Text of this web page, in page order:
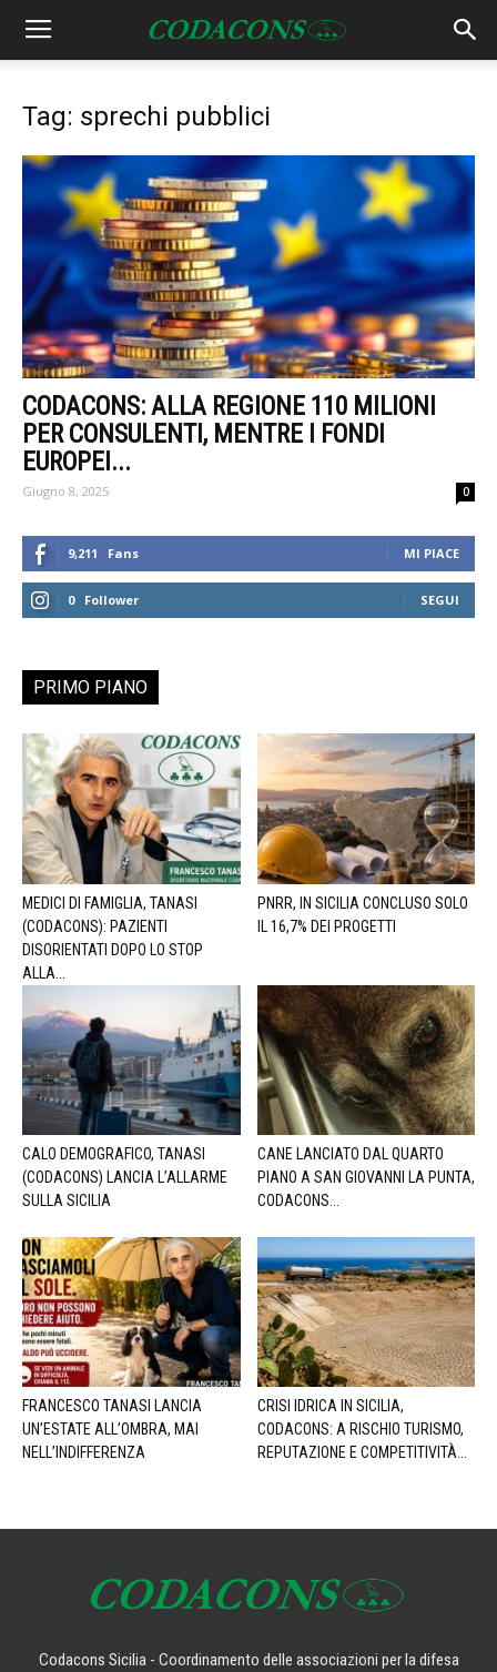
Tag: sprechi pubblici
CODACONS: ALLA REGIONE 110 MILIONI
PER CONSULENTI, MENTRE I FONDI
EUROPEI...
Giugno 8, 2025 0
9,211 Fans MI PIACE
0 Follower SEGUI
PRIMO PIANO
MEDICI DI FAMIGLIA, TANASI
(CODACONS): PAZIENTI
DISORIENTATI DOPO LO STOP
ALLA...
PNRR, IN SICILIA CONCLUSO SOLO
IL 16,7% DEI PROGETTI
CALO DEMOGRAFICO, TANASI
(CODACONS) LANCIA L’ALLARME
SULLA SICILIA
CANE LANCIATO DAL QUARTO
PIANO A SAN GIOVANNI LA PUNTA,
CODACONS...
FRANCESCO TANASI LANCIA
UN’ESTATE ALL’OMBRA, MAI
NELL’INDIFFERENZA
CRISI IDRICA IN SICILIA,
CODACONS: A RISCHIO TURISMO,
REPUTAZIONE E COMPETITIVITÀ...
Codacons Sicilia - Coordinamento delle associazioni per la difesa